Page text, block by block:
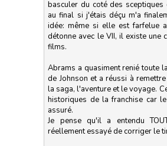
basculer du coté des
au final si j'étais déçu m'a
idée: même si elle est farfelue
détonne avec le VII, il existe une
films.
Abrams a quasiment renié toute
de Johnson et a réussi à
la saga, l'aventure et le voyage.
historiques de la franchise car
assuré.
Je pense qu'il a entendu
réellement essayé de corriger le